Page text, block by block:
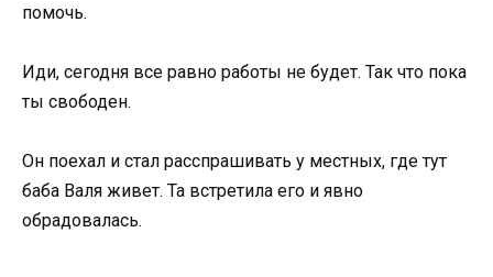
помочь.
Иди, сегодня все равно работы не будет. Так что пока
ты свободен.
Он поехал и стал расспрашивать у местных, где тут
баба Валя живет. Та встретила его и явно
обрадовалась.